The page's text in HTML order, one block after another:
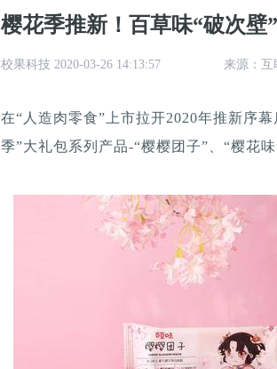
樱花季推新！百草味“破次壁
校果科技 2020-03-26 14:13:57 来源：互
在“人造肉零食”上市拉开2020年推新序
季”大礼包系列产品-“樱樱团子”、“樱花